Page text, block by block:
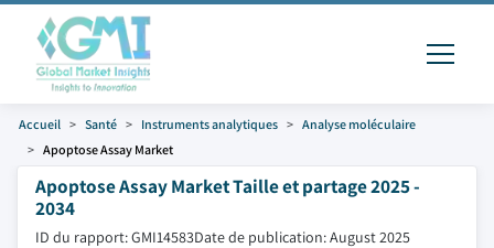
Accueil Santé Instruments analytiques
Analyse moléculaire
Apoptose Assay Market
Apoptose Assay Market Taille et partage 2025 -
2034
ID du rapport: GMI14583Date de publication: August 2025